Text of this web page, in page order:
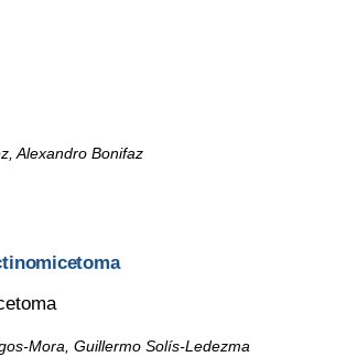
Alexandro Bonifaz
Mora, Guillermo Solís-Ledezma